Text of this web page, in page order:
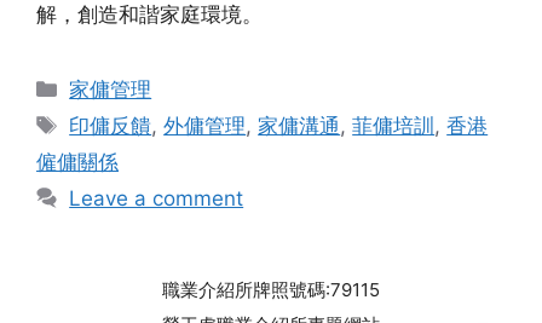
解，創造和諧家庭環境。
Categories
家傭管理
Tags
印傭反饋,外傭管理, 家傭溝通 ,菲傭培訓 ,香港
僱傭關係
Leave a comment
職業介紹所牌照號碼:79115